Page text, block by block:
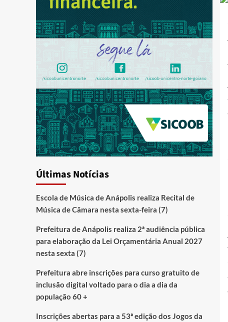
Últimas Notícias
Escola de Música de Anápolis realiza Recital de
Música de Câmara nesta sexta-feira (7)
Prefeitura de Anápolis realiza 2ª audiência pública
para elaboração da Lei Orçamentária Anual 2027
nesta sexta (7)
Prefeitura abre inscrições para curso gratuito de
inclusão digital voltado para o dia a dia da
população 60 +
Inscrições abertas para a 53ª edição dos Jogos da